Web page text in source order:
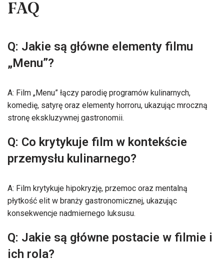
FAQ
Q: Jakie są główne elementy filmu
„Menu”?
A: Film „Menu” łączy parodię programów kulinarnych,
komedię, satyrę oraz elementy horroru, ukazując mroczną
stronę ekskluzywnej gastronomii.
Q: Co krytykuje film w kontekście
przemysłu kulinarnego?
A: Film krytykuje hipokryzję, przemoc oraz mentalną
płytkość elit w branży gastronomicznej, ukazując
konsekwencje nadmiernego luksusu.
Q: Jakie są główne postacie w filmie i
ich rola?